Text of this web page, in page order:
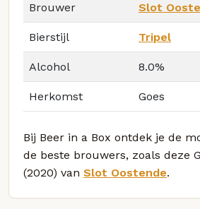
Brouwer Slot
Bierstijl Tripel
Alcohol 8.0%
Herkomst Goes
Bij Beer in a Box ontdek je de
de beste brouwers, zoals deze
(2020) van Slot Oostende.